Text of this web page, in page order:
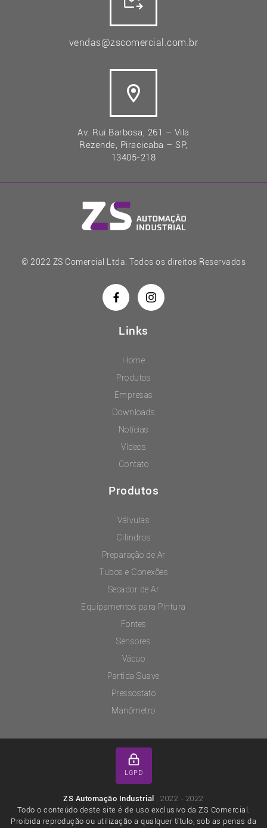
vendas@zscomercial.com.br
Av. Rui Barbosa, 261 – Vila
Rezende, Piracicaba – SP,
13405-218
© 2022 ZS Comercial Ltda. Todos os direitos Reservados
Links
Home
Produtos
Empresas
Downloads
Notícias
Vídeos
Contato
Produtos
Válvulas
Cilindros
Preparação de Ar
Tubos e Conexões
Secador de Ar
Equipamentos para Pintura
Fontes
Sensores
Vácuo
Partida Suave
Pressostato
Manômetro
LGPD
ZS Automação Industrial , 2022 - 2022
Todo o conteúdo deste site é de uso exclusivo da ZS Comercial.
Proibida reprodução ou utilização a qualquer título, sob as penas da